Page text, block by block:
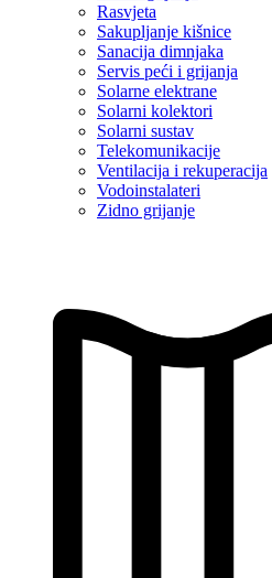
Rasvjeta
Sakupljanje kišnice
Sanacija dimnjaka
Servis peći i grijanja
Solarne elektrane
Solarni kolektori
Solarni sustav
Telekomunikacije
Ventilacija i rekuperacija
Vodoinstalateri
Zidno grijanje